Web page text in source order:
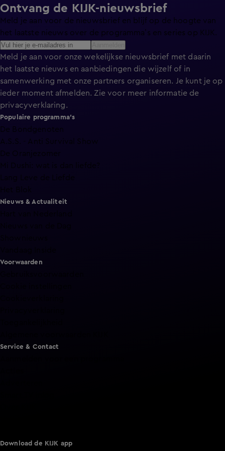
Ontvang de KIJK-nieuwsbrief
Meld je aan voor de nieuwsbrief en blijf op de hoogte van
het laatste nieuws over de programma’s en series op KIJK.
Meld je aan voor onze wekelijkse nieuwsbrief met daarin
het laatste nieuws en aanbiedingen die wijzelf of in
samenwerking met onze partners organiseren. Je kunt je op
ieder moment afmelden. Zie voor meer informatie de
privacyverklaring.
Populaire programma's
De Bondgenoten
A.S.S. - Anti Survival Show
De Oranjezomer
Mi Dushi: wat is dan liefde?
Nieuws & Actualiteit
Voorwaarden
Service & Contact
Download de KIJK app